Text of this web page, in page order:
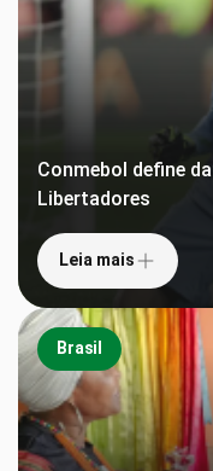
Conmebol define
Libertadores
Leia mais
Brasil